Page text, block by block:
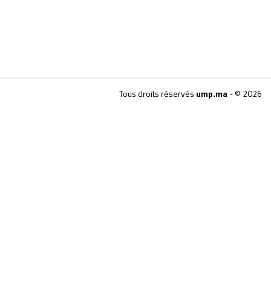
Tous droits réservés ump.ma- © 2026